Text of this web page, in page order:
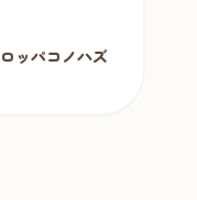
ッパコノハズ